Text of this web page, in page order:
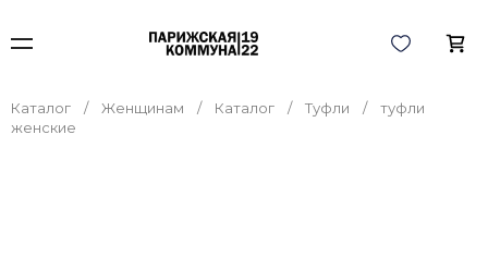
Каталог Женщинам Каталог Туфли
туфли
женские